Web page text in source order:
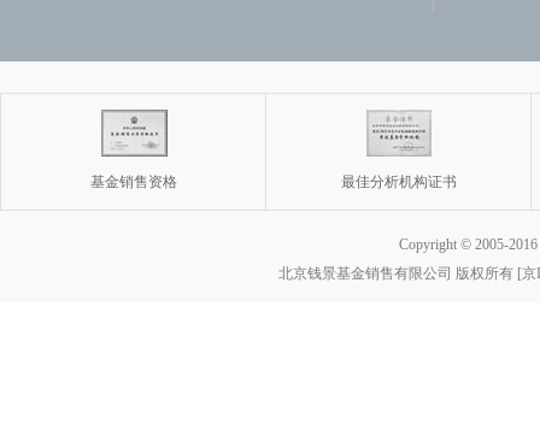
基金销售资格 最佳分析机构证书
Copyright © 2005-
北京钱景基金销售有限公司 版权所有 [京